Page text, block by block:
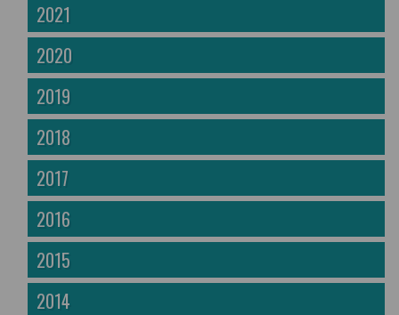
2021
2020
2019
2018
2017
2016
2015
2014